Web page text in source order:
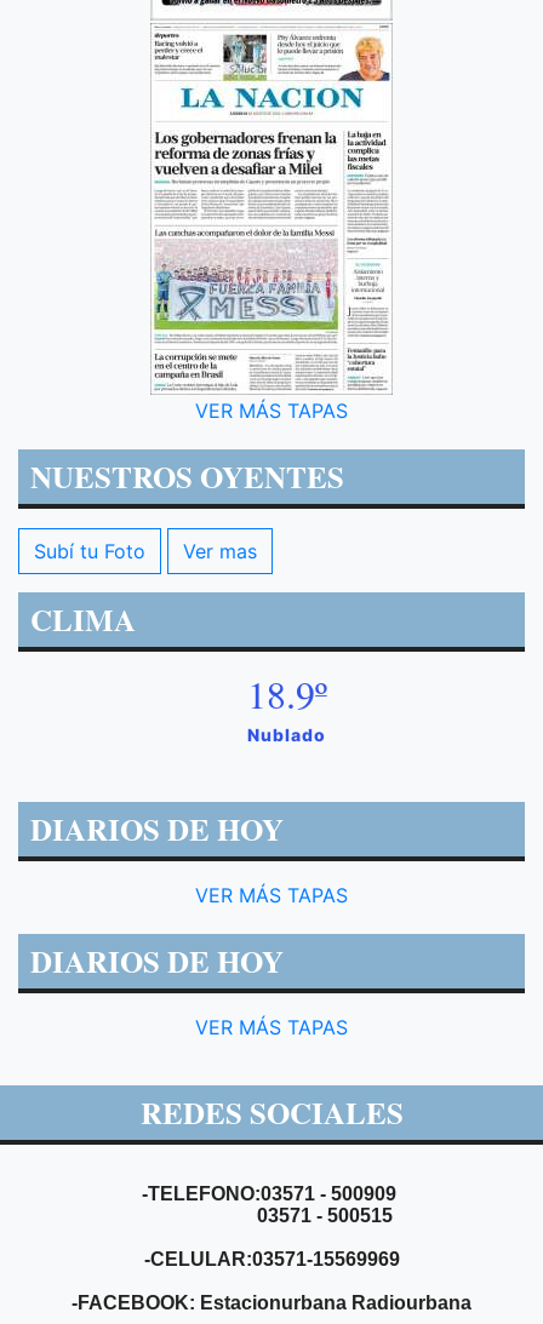
VER MÁS TAPAS
NUESTROS OYENTES
Subí tu Foto Ver mas
CLIMA
18.9º
Nublado
DIARIOS DE HOY
VER MÁS TAPAS
DIARIOS DE HOY
VER MÁS TAPAS
REDES SOCIALES
-TELEFONO:03571 - 500909
03571 - 500515
-CELULAR:03571-15569969
-FACEBOOK: Estacionurbana Radiourbana